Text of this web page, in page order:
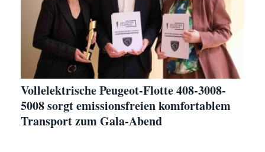
Vollelektrische Peugeot-Flotte 408-3008-
5008 sorgt emissionsfreien komfortablem
Transport zum Gala-Abend